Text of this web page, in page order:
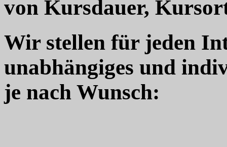
von Kursdauer,
Wir stellen für jeden
unabhängiges und
je nach Wunsch: